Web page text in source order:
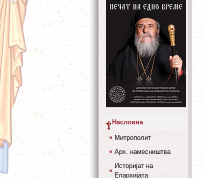
Насловна
Митрополит
Арх. намесништва
Историјат на
Епархијата